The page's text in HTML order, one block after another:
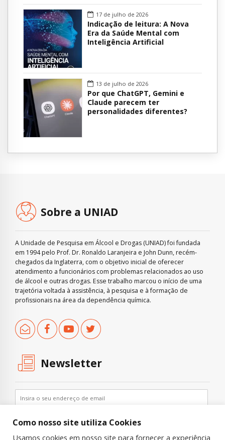
17 de julho de 2026
Indicação de leitura: A Nova
Era da Saúde Mental com
Inteligência Artificial
13 de julho de 2026
Por que ChatGPT, Gemini e
Claude parecem ter
personalidades diferentes?
Sobre a UNIAD
A Unidade de Pesquisa em Álcool e Drogas (UNIAD) foi fundada
em 1994 pelo Prof. Dr. Ronaldo Laranjeira e John Dunn, recém-
chegados da Inglaterra, com o objetivo inicial de oferecer
atendimento a funcionários com problemas relacionados ao uso
de álcool e outras drogas. Esse trabalho marcou o início de uma
trajetória voltada à assistência, à pesquisa e à formação de
profissionais na área da dependência química.
Newsletter
Como nosso site utiliza Cookies
Usamos cookies em nosso site para fornecer a experiência